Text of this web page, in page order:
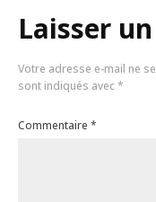
Laisser
Votre adresse e-mail ne
sont indiqués avec *
Commentaire *